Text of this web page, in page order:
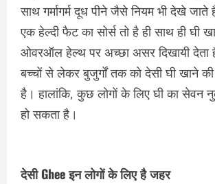
साथ गर्मागर्म दूध पीने जैसे नियम भी देखे
एक हेल्दी फैट का सोर्स तो है ही साथ ही घी
ओवरऑल हेल्थ पर अच्छा असर दिखायी देता
बच्चों से लेकर बुजुर्गों तक को देसी घी खाने की
है। हालांकि, कुछ लोगों के लिए घी का सेवन
हो सकता है।
देसी Ghee इन लोगों के लिए है जहर